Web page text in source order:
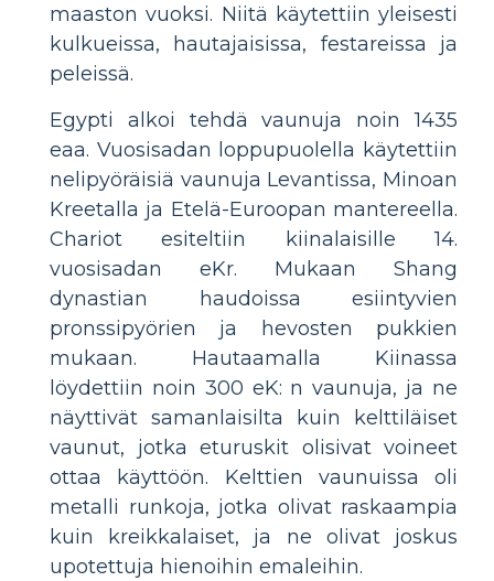
maaston vuoksi. Niitä käytettiin yleisesti
kulkueissa, hautajaisissa, festareissa ja
peleissä.
Egypti alkoi tehdä vaunuja noin 1435
eaa. Vuosisadan loppupuolella käytettiin
nelipyöräisiä vaunuja Levantissa, Minoan
Kreetalla ja Etelä-Euroopan mantereella.
Chariot esiteltiin kiinalaisille 14.
vuosisadan eKr. Mukaan Shang
dynastian haudoissa esiintyvien
pronssipyörien ja hevosten pukkien
mukaan. Hautaamalla Kiinassa
löydettiin noin 300 eK: n vaunuja, ja ne
näyttivät samanlaisilta kuin kelttiläiset
vaunut, jotka eturuskit olisivat voineet
ottaa käyttöön. Kelttien vaunuissa oli
metalli runkoja, jotka olivat raskaampia
kuin kreikkalaiset, ja ne olivat joskus
upotettuja hienoihin emaleihin.